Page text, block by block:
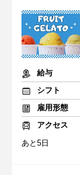
給与
シフト
雇用形態
アクセス
あと5日